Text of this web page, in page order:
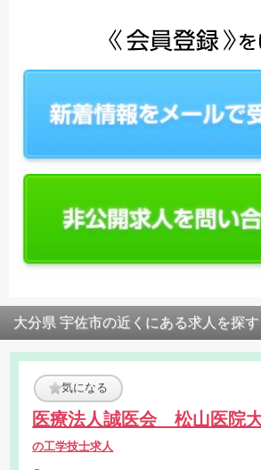
大分県 宇佐市の近くにある求人を探す
気になる
医療法人誠医会 松山医院
の工学技士求人